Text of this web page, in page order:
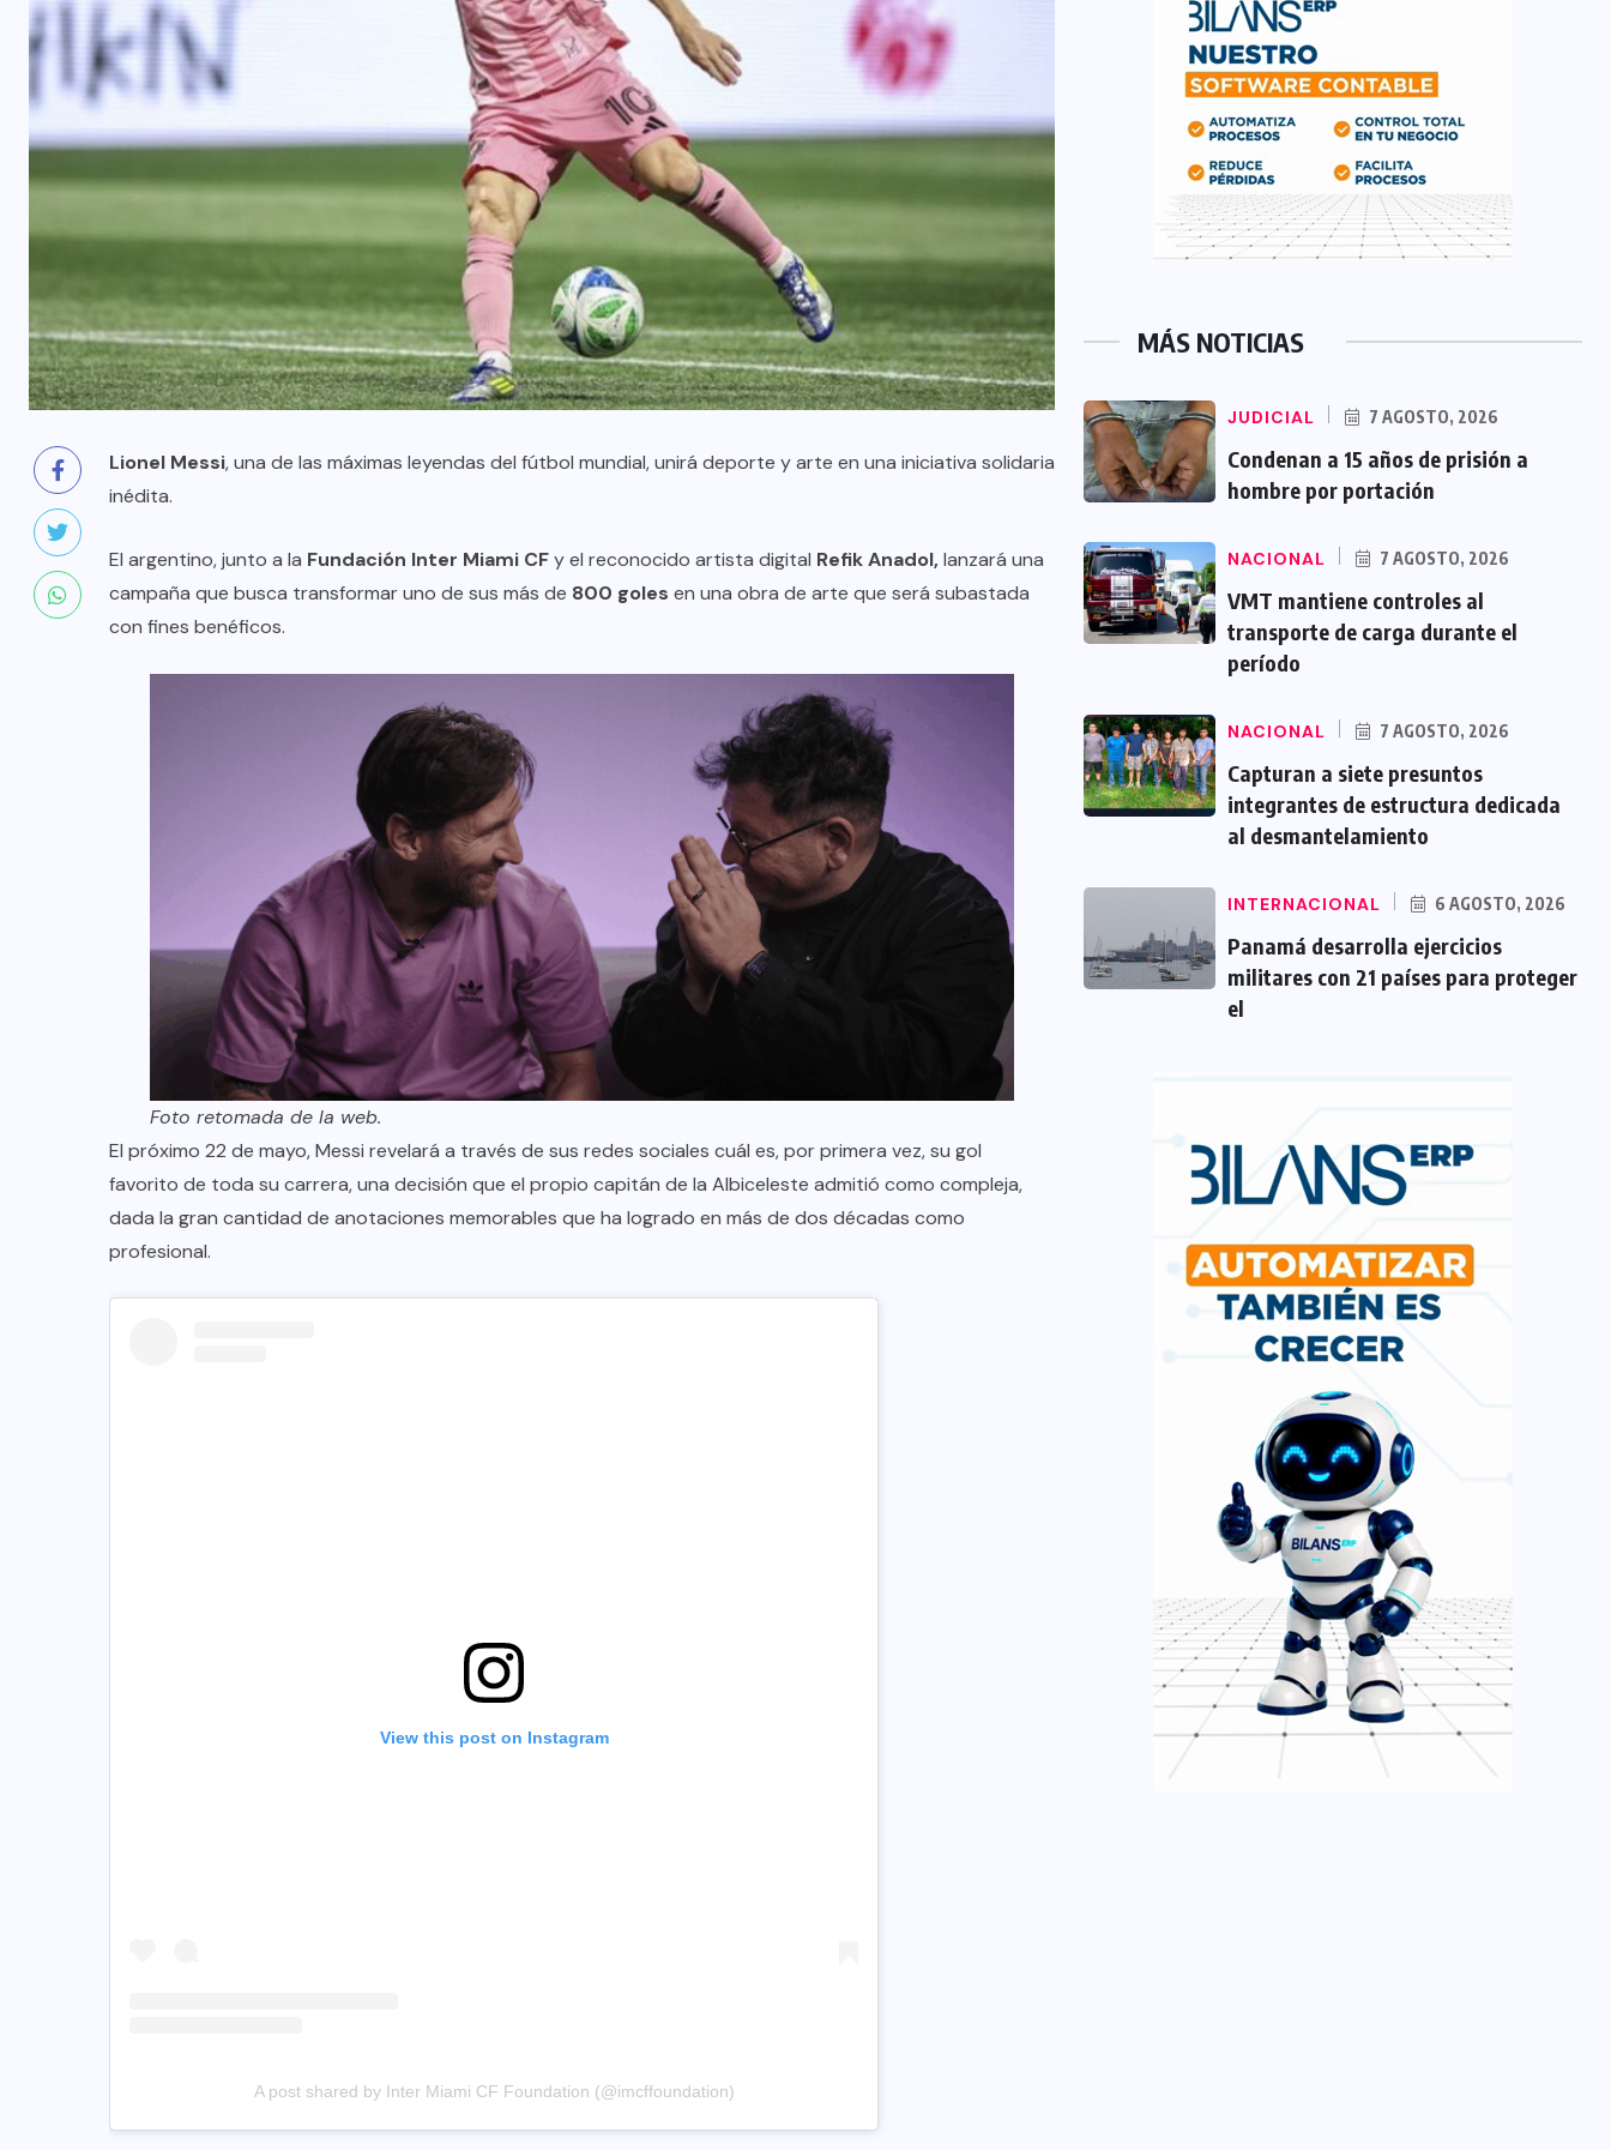
Lionel Messi, una de las máximas leyendas del fútbol mundial, unirá deporte y arte en una iniciativa solidaria
inédita.
El argentino, junto a la Fundación Inter Miami CFy el reconocido artista digital Refik Anadol,lanzará una
campaña que busca transformar uno de sus más de 800 goles en una obra de arte que será subastada
con fines benéficos.
Foto retomada de la web.
El próximo 22 de mayo, Messi revelará a través de sus redes sociales cuál es, por primera vez, su gol
favorito de toda su carrera, una decisión que el propio capitán de la Albiceleste admitió como compleja,
dada la gran cantidad de anotaciones memorables que ha logrado en más de dos décadas como
profesional.
View this post on Instagram
A post shared by Inter Miami CF Foundation (@imcffoundation)
MÁS NOTICIAS
JUDICIAL 7 AGOSTO, 2026
Condenan a 15 años de prisión a
hombre por portación
NACIONAL 7 AGOSTO, 2026
VMT mantiene controles al
transporte de carga durante el
período
NACIONAL 7 AGOSTO, 2026
Capturan a siete presuntos
integrantes de estructura dedicada
al desmantelamiento
INTERNACIONAL 6 AGOSTO, 2026
Panamá desarrolla ejercicios
militares con 21 países para proteger
el